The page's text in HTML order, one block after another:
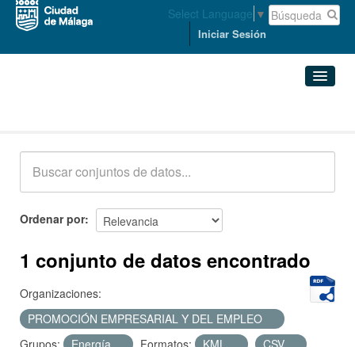
Select Language ▼
Iniciar Sesión
Acerca de
Ordenar por
1 conjunto de datos encontrado
Organizaciones:
PROMOCIÓN EMPRESARIAL Y DEL EMPLEO